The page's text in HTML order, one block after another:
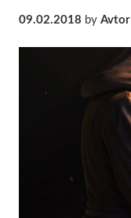
09.02.2018 by Avtor